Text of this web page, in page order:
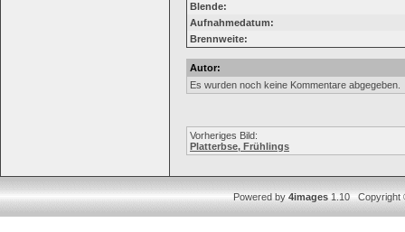
Blende:
Aufnahmedatum:
Brennweite:
Autor:
Es wurden noch keine Kommentare abgegeben.
Vorheriges Bild:
Platterbse, Frühlings
Powered by4images1.10 Copyright